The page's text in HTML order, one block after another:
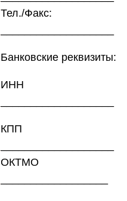
Тел./Факс:
Банковские реквизиты:
ИНН
КПП
ОКТМО